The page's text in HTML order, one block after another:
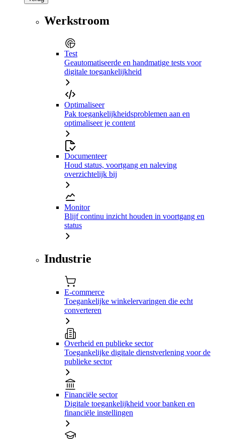
Werkstroom
Test
Geautomatiseerde en handmatige tests voor
digitale toegankelijkheid
Optimaliseer
Pak toegankelijkheidsproblemen aan en
optimaliseer je content
Documenteer
Houd status, voortgang en naleving
overzichtelijk bij
Monitor
Blijf continu inzicht houden in voortgang en
status
Industrie
E-commerce
Toegankelijke winkelervaringen die echt
converteren
Overheid en publieke sector
Toegankelijke digitale dienstverlening voor de
publieke sector
Financiële sector
Digitale toegankelijkheid voor banken en
financiële instellingen